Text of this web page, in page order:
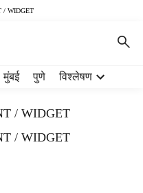
/ WIDGET
मुंबई पुणे विश्लेषण
/ WIDGET
/ WIDGET